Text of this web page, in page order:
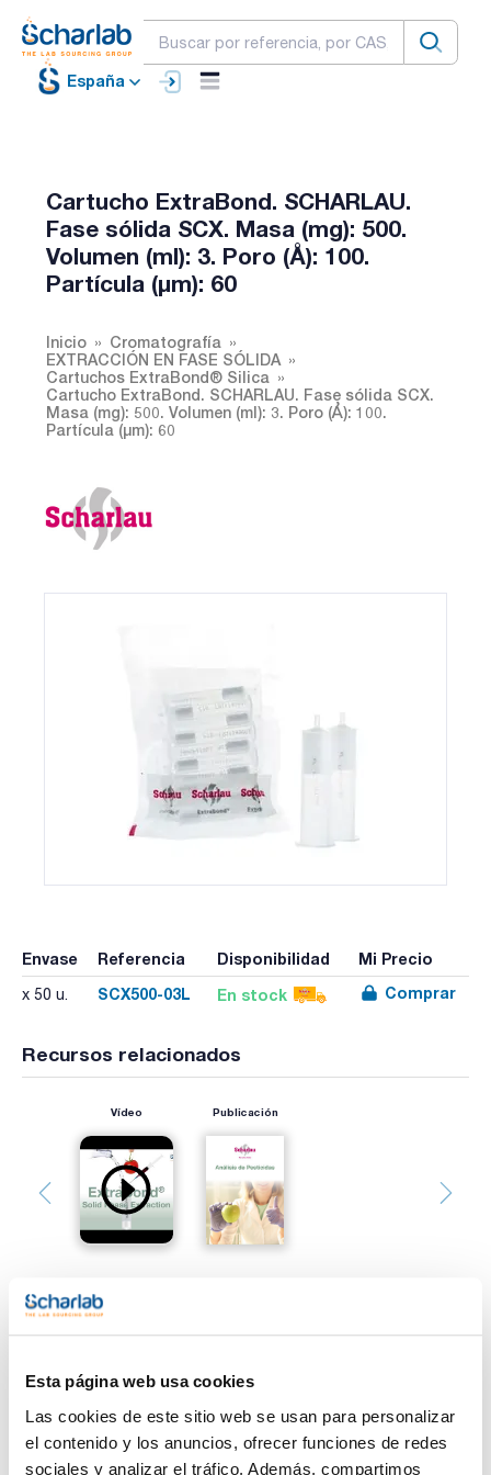
Esta página web usa cookies
Las cookies de este sitio web se usan para personalizar
el contenido y los anuncios, ofrecer funciones de redes
sociales y analizar el tráfico. Además, compartimos
España
Cartucho ExtraBond. SCHARLAU.
Fase sólida SCX. Masa (mg): 500.
Volumen (ml): 3. Poro (Å): 100.
Partícula (µm): 60
Inicio
Cromatografía
EXTRACCIÓN EN FASE SÓLIDA
Cartuchos ExtraBond® Silica
Cartucho ExtraBond. SCHARLAU. Fase sólida SCX.
Masa (mg): 500. Volumen (ml): 3. Poro (Å): 100.
Partícula (µm): 60
Envase Referencia Disponibilidad Mi Precio
x 50 u. SCX500-03L En stock Comprar
Recursos relacionados
Vídeo Publicación
producto
Características
Masa (mg) : 500
Volumen (ml) : 3
Ver más